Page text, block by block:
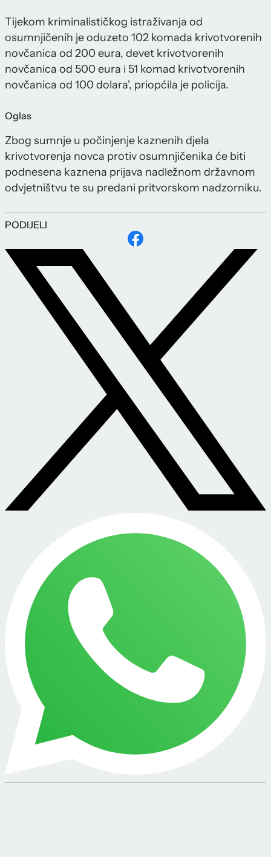
Tijekom kriminalističkog istraživanja od
osumnjičenih je oduzeto 102 komada krivotvorenih
novčanica od 200 eura, devet krivotvorenih
novčanica od 500 eura i 51 komad krivotvorenih
novčanica od 100 dolara', priopćila je policija.
Oglas
Zbog sumnje u počinjenje kaznenih djela
krivotvorenja novca protiv osumnjičenika će biti
podnesena kaznena prijava nadležnom državnom
odvjetništvu te su predani pritvorskom nadzorniku.
PODIJELI